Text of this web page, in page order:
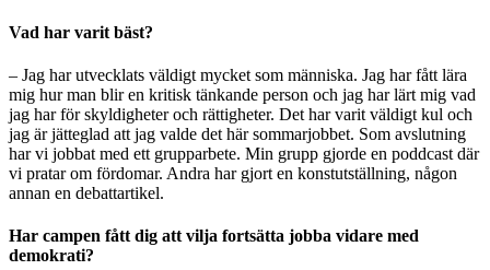
Vad har varit bäst?
– Jag har utvecklats väldigt mycket som människa. Jag har fått lära
mig hur man blir en kritisk tänkande person och jag har lärt mig vad
jag har för skyldigheter och rättigheter. Det har varit väldigt kul och
jag är jätteglad att jag valde det här sommarjobbet. Som avslutning
har vi jobbat med ett grupparbete. Min grupp gjorde en poddcast där
vi pratar om fördomar. Andra har gjort en konstutställning, någon
annan en debattartikel.
Har campen fått dig att vilja fortsätta jobba vidare med
demokrati?